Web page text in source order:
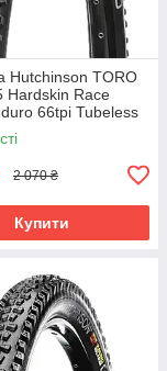
Hutchinson TORO
Hardskin Race
66tpi Tubeless
Black
2 070 ₴
Купити